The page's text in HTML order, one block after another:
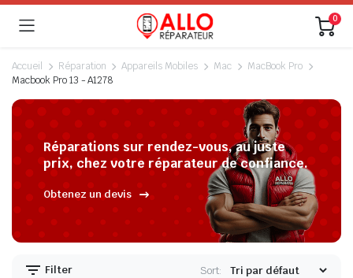
0
Accueil Réparation Appareils Mobiles Mac
MacBook Pro
Macbook Pro 13 - A1278
Réparations sur rendez-vous, au juste
prix, chez votre réparateur de confiance.
Obtenez un devis
Filter Sort: